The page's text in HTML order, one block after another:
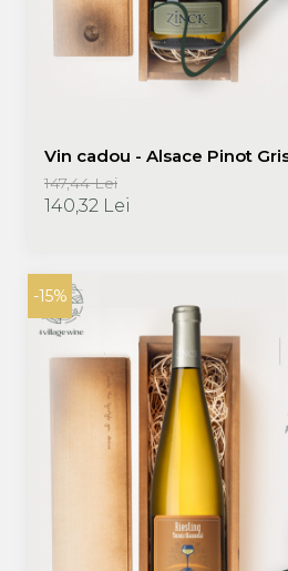
Vin cadou - Alsace Pinot Gris Terroir 2019 750
ml + cutie lemn - Domaine
vinuri cadou
147,44 Lei
140,32 Lei
-15%